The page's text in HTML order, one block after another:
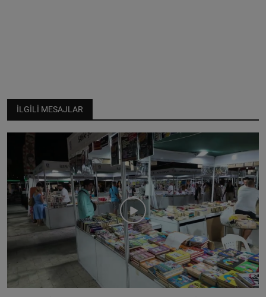
İLGILI MESAJLAR